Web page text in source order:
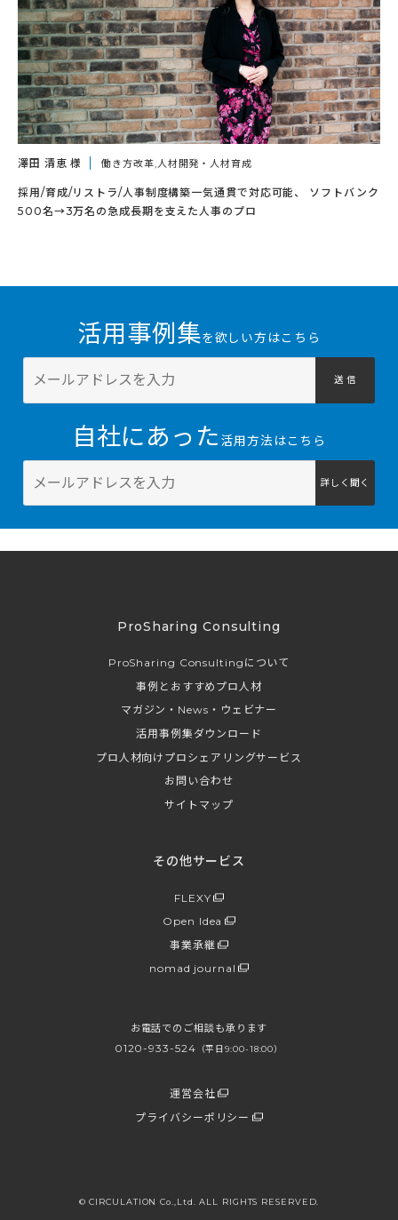
澤田 清恵 様 働き方改革,人材開発・人材育成
採用/育成/リストラ/人事制度構築一気通貫で対応可能、 ソフトバンク
500名→3万名の急成長期を支えた人事のプロ
活用事例集を欲しい方はこちら
送 信
自社にあった 活用方法はこちら
詳しく聞く
ProSharing Consulting
ProSharing Consultingについて
事例とおすすめプロ人材
マガジン・News・ウェビナー
活用事例集ダウンロード
プロ人材向けプロシェアリングサービス
お問い合わせ
サイトマップ
その他サービス
FLEXY
Open Idea
事業承継
nomad journal
お電話でのご相談も承ります
0120-933-524 （平日9:00-18:00）
運営会社
プライバシーポリシー
© CIRCULATION Co.,Ltd. ALL RIGHTS RESERVED.